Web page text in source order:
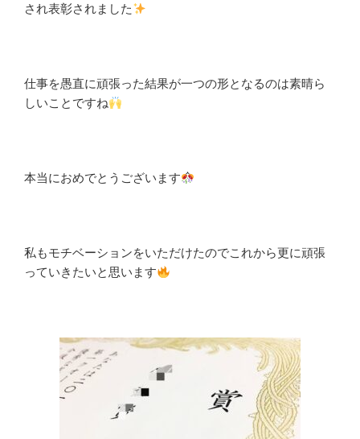
され表彰されました
仕事を愚直に頑張った結果が一つの形となるのは素晴ら
しいことですね
本当におめでとうございます
私もモチベーションをいただけたのでこれから更に頑張
っていきたいと思います